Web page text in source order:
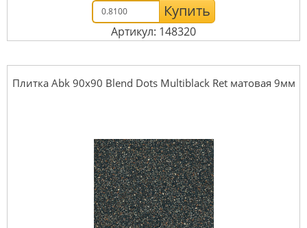
Купить
Артикул: 148320
Плитка Abk 90x90 Blend Dots Multiblack Ret матовая 9мм